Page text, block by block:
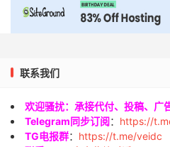
联系我们
欢迎骚扰：承接代付、投稿、广
Telegram同步订阅： https://
TG电报群： https://t.me/veidc